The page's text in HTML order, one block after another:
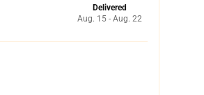
Delivered
Aug. 15 - Aug. 22